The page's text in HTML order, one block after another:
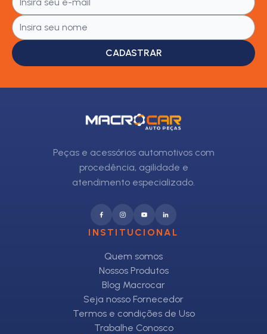
CADASTRAR
Peças e acessórios automotivos com
procedência, agilidade e
atendimento especializado.
INSTITUCIONAL
Quem somos
Nossos Produtos
Blog Macrocar
Seja nosso Fornecedor
Termos e condições de Uso
Trabalhe Conosco